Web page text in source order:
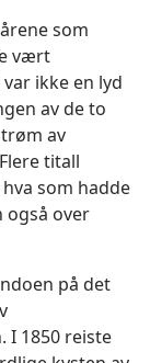
som
vært
ikke en lyd
av de to
av
titall
som hadde
også over
på det
I 1850 reiste